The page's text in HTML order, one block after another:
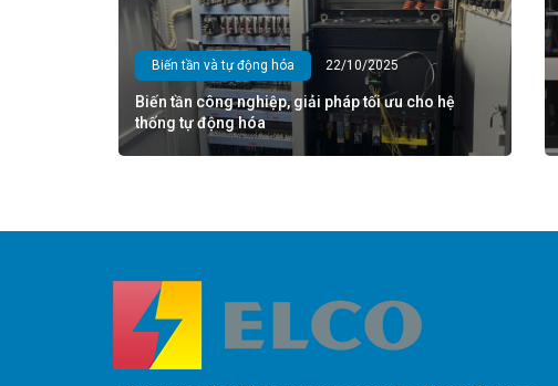
Biến tần và tự động hóa 22/10/2025
Biến tần công nghiệp, giải pháp tối ưu cho hệ
thống tự động hóa